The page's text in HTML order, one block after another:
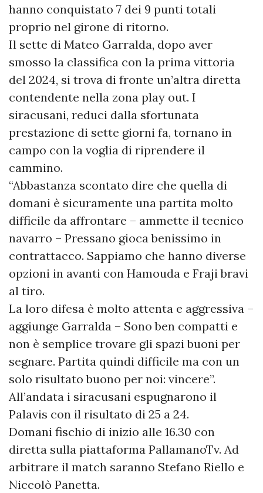
hanno conquistato 7 dei 9 punti totali
proprio nel girone di ritorno.
Il sette di Mateo Garralda, dopo aver
smosso la classifica con la prima vittoria
del 2024, si trova di fronte un’altra diretta
contendente nella zona play out. I
siracusani, reduci dalla sfortunata
prestazione di sette giorni fa, tornano in
campo con la voglia di riprendere il
cammino.
“Abbastanza scontato dire che quella di
domani è sicuramente una partita molto
difficile da affrontare – ammette il tecnico
navarro – Pressano gioca benissimo in
contrattacco. Sappiamo che hanno diverse
opzioni in avanti con Hamouda e Fraji bravi
al tiro.
La loro difesa è molto attenta e aggressiva –
aggiunge Garralda – Sono ben compatti e
non è semplice trovare gli spazi buoni per
segnare. Partita quindi difficile ma con un
solo risultato buono per noi: vincere”.
All’andata i siracusani espugnarono il
Palavis con il risultato di 25 a 24.
Domani fischio di inizio alle 16.30 con
diretta sulla piattaforma PallamanoTv. Ad
arbitrare il match saranno Stefano Riello e
Niccolò Panetta.